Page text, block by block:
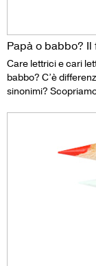
Papà o babbo?
Care lettrici e cari
babbo? C’è
sinonimi?